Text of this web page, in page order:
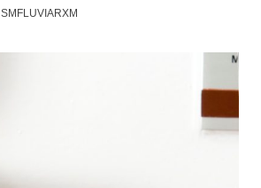
SMFLUVIARXM